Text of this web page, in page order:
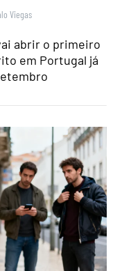
Viegas
abrir o primeiro
em Portugal já